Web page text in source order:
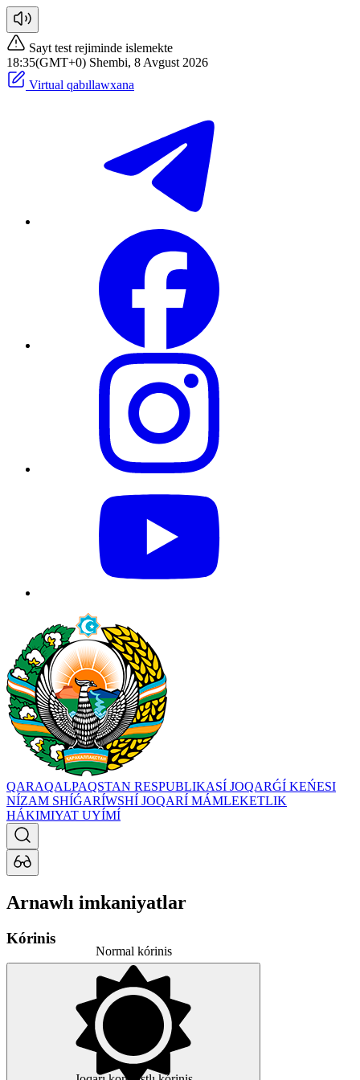
Sayt test rejiminde islemekte
18:35(GMT+0) Shembi, 8 Avgust 2026
Virtual qabıllawxana
QARAQALPAQSTAN RESPUBLIKASÍ JOQARǴÍ KEŃESI
NÍZAM SHÍǴARÍWSHÍ JOQARÍ MÁMLEKETLIK
HÁKIMIYAT UYÍMÍ
Arnawlı imkaniyatlar
Kórinis
Normal kórinis